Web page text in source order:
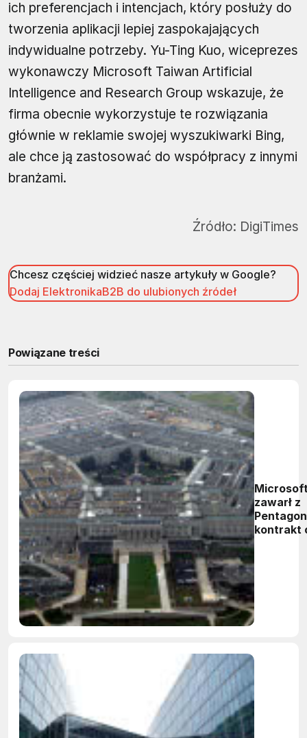
ich preferencjach i intencjach, który posłuży do
tworzenia aplikacji lepiej zaspokajających
indywidualne potrzeby. Yu-Ting Kuo, wiceprezes
wykonawczy Microsoft Taiwan Artificial
Intelligence and Research Group wskazuje, że
firma obecnie wykorzystuje te rozwiązania
głównie w reklamie swojej wyszukiwarki Bing,
ale chce ją zastosować do współpracy z innymi
branżami.
Źródło: DigiTimes
Chcesz częściej widzieć nasze artykuły w Google?
Dodaj ElektronikaB2B do ulubionych źródeł
Powiązane treści
zawarł z
kontrakt